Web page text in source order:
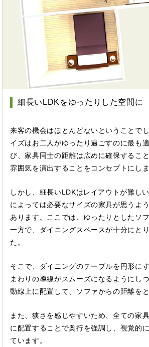
細長いLDKをゆったりした空間に
来客の機会はほとんどないということで
イズはお二人がゆったり過ごすのに最も
び、家具同士の距離は広めに確保するこ
雰囲気を演出することをコンセプトにしま
しかし、細長いLDKはレイアウトが難し
によっては必要なサイズの家具が思うよ
あります。ここでは、ゆったりとしたソ
一方で、ダイニングスペースが十分にと
た。
そこで、ダイニングのテーブルを円形に
まわりの導線がスムーズになるようにし
動線上に配置して、ソファからの距離をと
また、狭さを感じやすいため、全ての家
に配置することで奥行を強調し、視覚的
ています。